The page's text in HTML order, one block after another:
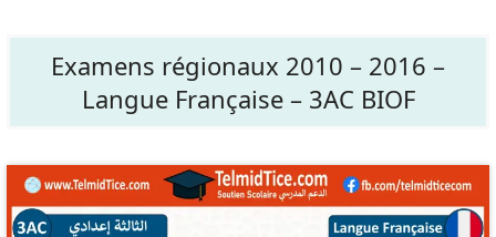
Examens régionaux 2010 – 2016 –
Langue Française – 3AC BIOF